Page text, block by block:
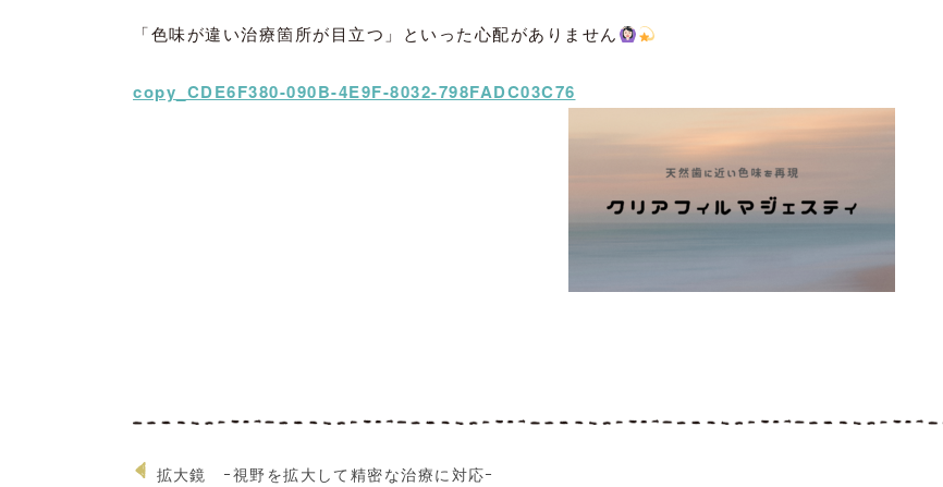
「色味が違い治療箇所が目立つ」といった心配がありません
copy_CDE6F380-090B-4E9F-8032-798FADC03C76
拡大鏡 ｰ視野を拡大して精密な治療に対応ｰ